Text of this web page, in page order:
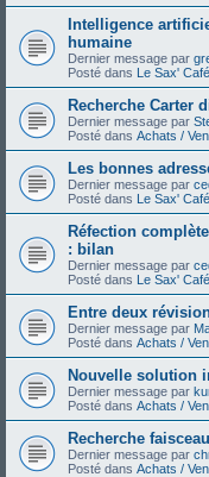
Intelligence
humaine
Dernier message par
Posté dans Le Sax' Café
Recherche Carter
Dernier message par
Posté dans Achats /
Les bonnes
Dernier message par
Posté dans Le Sax' Café
Réfection
: bilan
Dernier message par
Posté dans Le Sax' Café
Entre deux
Dernier message par
Posté dans Achats /
Nouvelle solution
Dernier message par
Posté dans Achats /
Recherche
Dernier message par
Posté dans Achats /